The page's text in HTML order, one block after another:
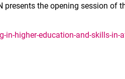
presents the opening session of
in-higher-education-and-skills-in-